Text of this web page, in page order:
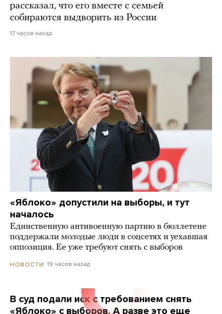
рассказал, что его вместе с семьей
собираются выдворить из России
17 часов назад
«Яблоко» допустили на выборы, и тут
началось
Единственную антивоенную партию в бюллетене
поддержали молодые люди в соцсетях и уехавшая
оппозиция. Ее уже требуют снять с выборов
НОВОСТИ 19 часов назад
В суд подали иск с требованием снять
«Яблоко» с выборов. А разве это еще